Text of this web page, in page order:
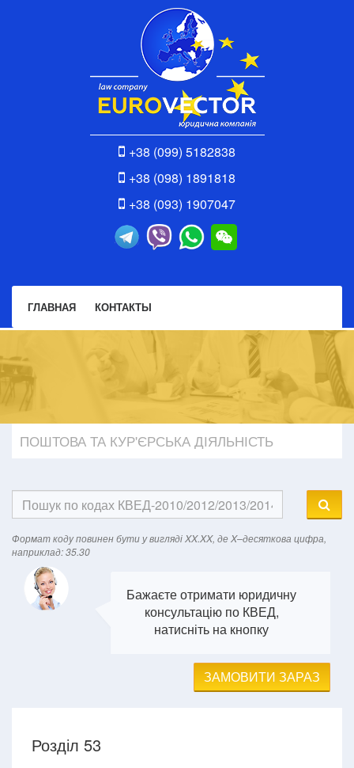
+38 (099) 5182838
+38 (098) 1891818
+38 (093) 1907047
ГЛАВНАЯ КОНТАКТЫ
ПОШТОВА ТА КУР'ЄРСЬКА ДІЯЛЬНІСТЬ
Формат кодy повинен бути у вигляді XX.XX, де X–десяткова цифра,
наприклад: 35.30
Бажаєте отримати юридичну
консультацію по КВЕД,
натисніть на кнопку
ЗАМОВИТИ ЗАРАЗ
Розділ 53